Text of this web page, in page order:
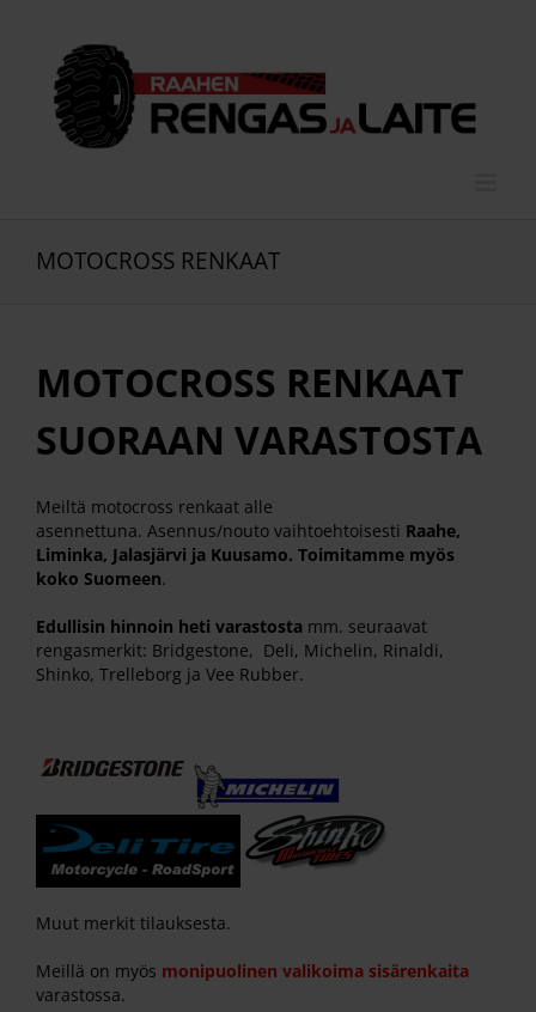
MOTOCROSS RENKAAT
MOTOCROSS RENKAAT
SUORAAN VARASTOSTA
Meiltä motocross renkaat alle
asennettuna. Asennus/nouto vaihtoehtoisesti Raahe,
Liminka, Jalasjärvi ja Kuusamo. Toimitamme myös
koko Suomeen.
Edullisin hinnoin heti varastosta mm. seuraavat
rengasmerkit: Bridgestone, Deli, Michelin, Rinaldi,
Shinko, Trelleborg ja Vee Rubber.
Muut merkit tilauksesta.
Meillä on myös monipuolinen valikoima sisärenkaita
varastossa.